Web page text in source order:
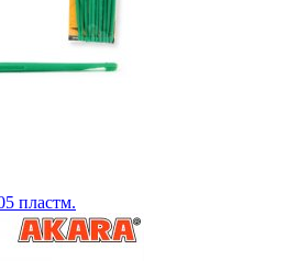
пластм.